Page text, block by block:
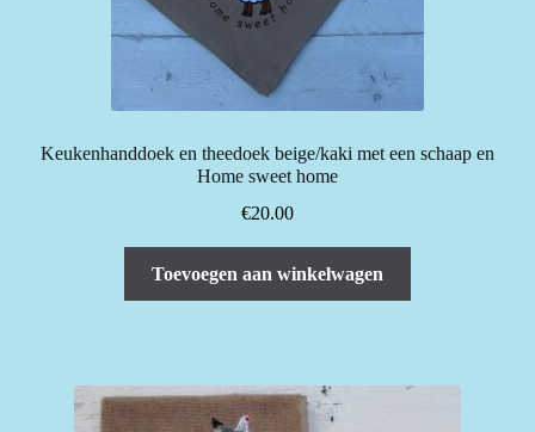
Keukenhanddoek en theedoek beige/kaki met een schaap en
Home sweet home
€20.00
Toevoegen aan winkelwagen